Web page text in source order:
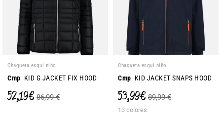
Chaqueta esquí niño
Cmp KID G JACKET FIX HOOD
52,19 € 86,99 €
Chaqueta esquí niño
Cmp KID JACKET SNAPS HOOD
53,99 € 89,99 €
13 colores